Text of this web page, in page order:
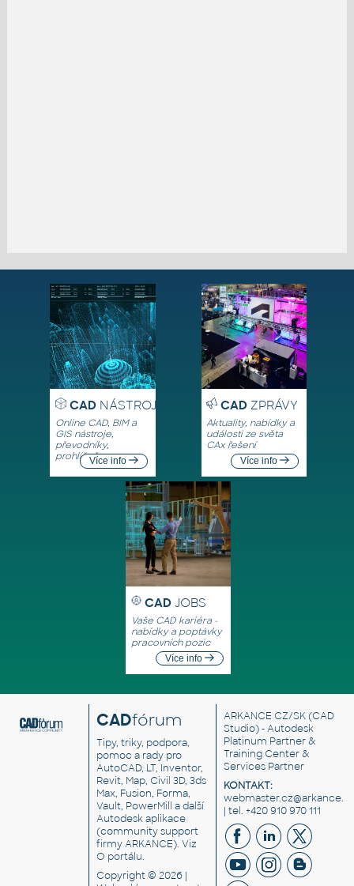
CADNÁSTROJE
Online CAD, BIM a
GIS nástroje,
převodníky,
prohlížečeVíce info
CADZPRÁVY
Aktuality, nabídky a
události ze světa
CAx řešení
Více info
CAD JOBS
Vaše CAD kariéra -
nabídky a poptávky
pracovních pozic
Více info
CADfórum
Tipy, triky, podpora,
pomoc a rady pro
AutoCAD, LT, Inventor,
Revit, Map, Civil 3D, 3ds
Max, Fusion, Forma,
Vault, PowerMill a další
Autodesk aplikace
(community support
firmy ARKANCE). Viz
O portálu.
Copyright © 2026 |
ARKANCE CZ/SK(CAD
Studio) - Autodesk
Platinum Partner &
Training Center &
Services Partner
KONTAKT:
| tel. +420 910 970 111